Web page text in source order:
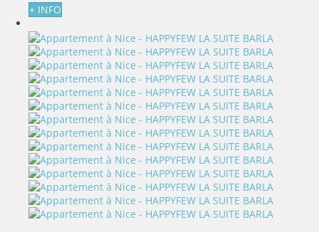
+ INFO